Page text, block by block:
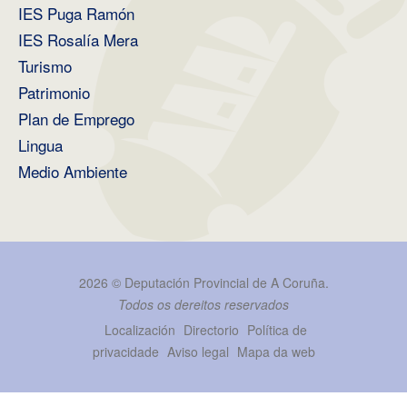
IES Puga Ramón
IES Rosalía Mera
Turismo
Patrimonio
Plan de Emprego
Lingua
Medio Ambiente
2026 © Deputación Provincial de A Coruña.
Todos os dereitos reservados
Localización Directorio Política de
privacidade Aviso legal Mapa da web